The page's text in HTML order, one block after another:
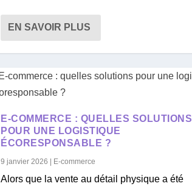
EN SAVOIR PLUS
E-COMMERCE : QUELLES SOLUTIONS
POUR UNE LOGISTIQUE
ÉCORESPONSABLE ?
9 janvier 2026 E-commerce
Alors que la vente au détail physique a été